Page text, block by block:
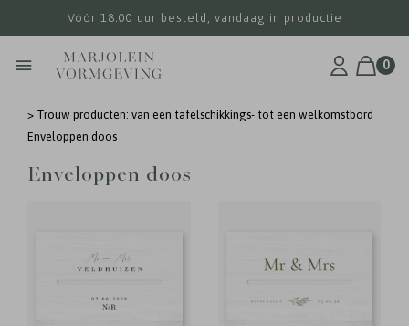
Vóór 18.00 uur besteld, vandaag in productie
0
> Trouw producten: van een tafelschikkings- tot een welkomstbord
Enveloppen doos
Enveloppen doos